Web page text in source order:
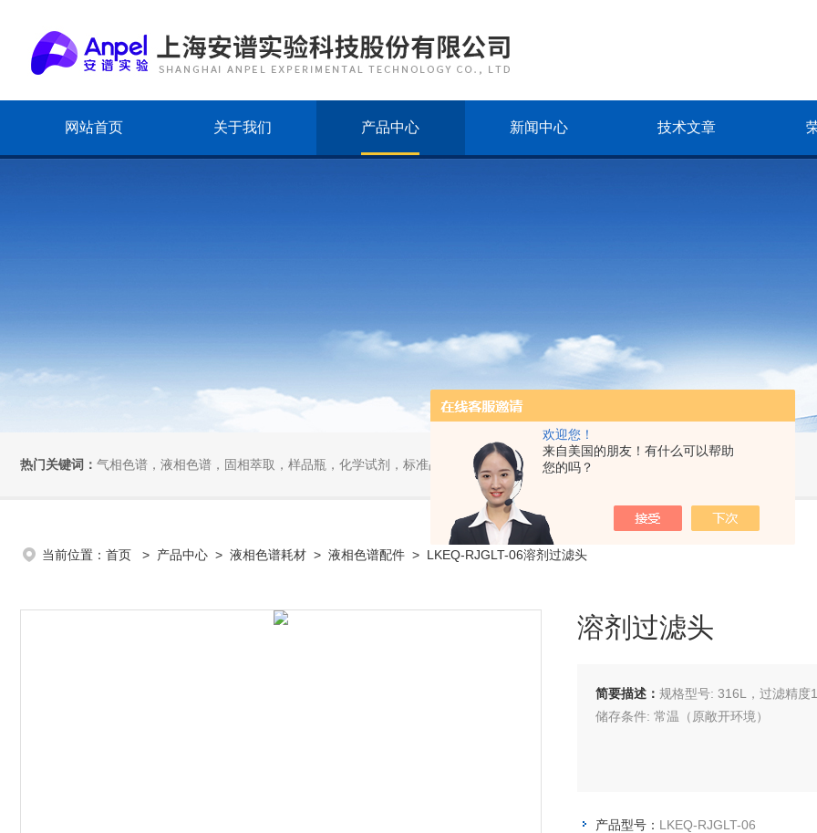
欢迎您！
来自美国的朋友！有什么可以帮助
您的吗？
网站首页 关于我们 产品中心 新闻中心 技术文章
热门关键词： 气相色谱，液相色谱，固相萃取，样品瓶，化学试剂，标准品，小型仪器
当前位置： 首页 > 产品中心 > 液相色谱耗材 > 液相色谱配件 > LKEQ-RJGLT-06溶剂过滤头
溶剂过滤头
简要描述： 规格型号: 316L，过滤精度
储存条件: 常温（原敞开环境）
产品型号： LKEQ-RJGLT-06